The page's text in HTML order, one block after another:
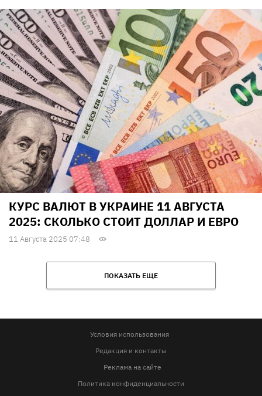
КУРС ВАЛЮТ В УКРАИНЕ 11 АВГУСТА
2025: СКОЛЬКО СТОИТ ДОЛЛАР И ЕВРО
11 Августа 2025 07:48
ПОКАЗАТЬ ЕЩЕ
Условия использования
Редакция и контакты
Реклама на сайте
Политика конфиденциальности